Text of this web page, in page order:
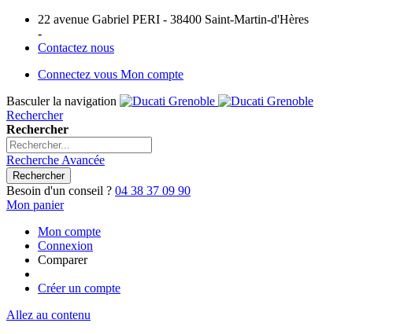
22 avenue Gabriel PERI - 38400 Saint-Martin-d'Hères
-
Contactez nous
Connectez vous Mon compte
Basculer la navigation
Rechercher
Rechercher
Recherche Avancée
Rechercher
Besoin d'un conseil ? 04 38 37 09 90
Mon panier
Mon compte
Connexion
Comparer
Créer un compte
Allez au contenu